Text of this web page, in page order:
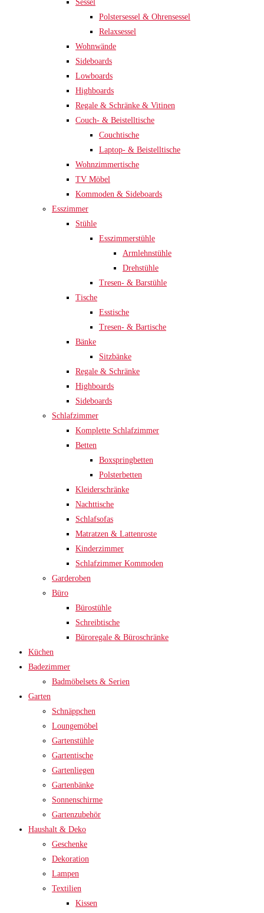
Sessel
Polstersessel & Ohrensessel
Relaxsessel
Wohnwände
Sideboards
Lowboards
Highboards
Regale & Schränke & Vitinen
Couch- & Beistelltische
Couchtische
Laptop- & Beistelltische
Wohnzimmertische
TV Möbel
Kommoden & Sideboards
Esszimmer
Stühle
Esszimmerstühle
Armlehnstühle
Drehstühle
Tresen- & Barstühle
Tische
Esstische
Tresen- & Bartische
Bänke
Sitzbänke
Regale & Schränke
Highboards
Sideboards
Schlafzimmer
Komplette Schlafzimmer
Betten
Boxspringbetten
Polsterbetten
Kleiderschränke
Nachttische
Schlafsofas
Matratzen & Lattenroste
Kinderzimmer
Schlafzimmer Kommoden
Garderoben
Büro
Bürostühle
Schreibtische
Büroregale & Büroschränke
Küchen
Badezimmer
Badmöbelsets & Serien
Garten
Schnäppchen
Loungemöbel
Gartenstühle
Gartentische
Gartenliegen
Gartenbänke
Sonnenschirme
Gartenzubehör
Haushalt & Deko
Geschenke
Dekoration
Lampen
Textilien
Kissen